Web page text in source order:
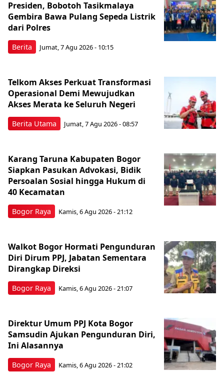
Berita
Presiden, Bobotoh Tasikmalaya
Gembira Bawa Pulang Sepeda Listrik
dari Polres
Jumat, 7 Agu 2026 - 10:15
Berita Utama
Telkom Akses Perkuat Transformasi
Operasional Demi Mewujudkan
Akses Merata ke Seluruh Negeri
Jumat, 7 Agu 2026 - 08:57
Bogor Raya
Karang Taruna Kabupaten Bogor
Siapkan Pasukan Advokasi, Bidik
Persoalan Sosial hingga Hukum di
40 Kecamatan
Kamis, 6 Agu 2026 - 21:12
Bogor Raya
Walkot Bogor Hormati Pengunduran
Diri Dirum PPJ, Jabatan Sementara
Dirangkap Direksi
Kamis, 6 Agu 2026 - 21:07
Bogor Raya
Direktur Umum PPJ Kota Bogor
Samsudin Ajukan Pengunduran Diri,
Ini Alasannya
Kamis, 6 Agu 2026 - 21:02